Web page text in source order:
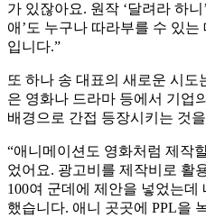
가 있잖아요. 원작 ‘달려라 하
애’도 누구나 따라부를 수 있
입니다.”
또 하나 송 대표의 새로운 시도
은 영화나 드라마 등에서 기업
배경으로 간접 등장시키는 것
“애니메이션도 영화처럼 제작
었어요. 광고비를 제작비로 활
100여 군데에 제안을 넣었는
했습니다. 애니 곳곳에 PPL을